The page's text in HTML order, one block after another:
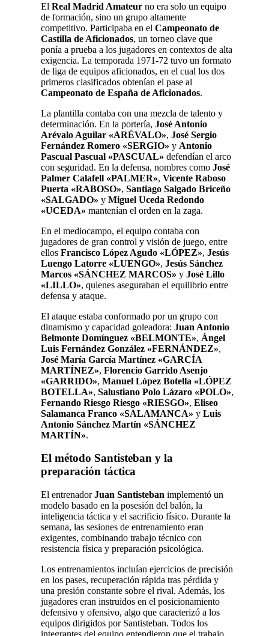
El Real Madrid Amateur no era solo un equipo
de formación, sino un grupo altamente
competitivo. Participaba en el Campeonato de
Castilla de Aficionados, un torneo clave que
ponía a prueba a los jugadores en contextos de alta
exigencia. La temporada 1971-72 tuvo un formato
de liga de equipos aficionados, en el cual los dos
primeros clasificados obtenían el pase al
Campeonato de España de Aficionados.
La plantilla contaba con una mezcla de talento y
determinación. En la portería, José Antonio
Arévalo Aguilar «ARÉVALO», José Sergio
Fernández Romero «SERGIO» y Antonio
Pascual Pascual «PASCUAL» defendían el arco
con seguridad. En la defensa, nombres como José
Palmer Calafell «PALMER», Vicente Raboso
Puerta «RABOSO», Santiago Salgado Briceño
«SALGADO» y Miguel Uceda Redondo
«UCEDA» mantenían el orden en la zaga.
En el mediocampo, el equipo contaba con
jugadores de gran control y visión de juego, entre
ellos Francisco López Agudo «LÓPEZ», Jesús
Luengo Latorre «LUENGO», Jesús Sánchez
Marcos «SÁNCHEZ MARCOS» y José Lillo
«LILLO», quienes aseguraban el equilibrio entre
defensa y ataque.
El ataque estaba conformado por un grupo con
dinamismo y capacidad goleadora: Juan Antonio
Belmonte Domínguez «BELMONTE», Ángel
Luis Fernández González «FERNÁNDEZ»,
José María García Martínez «GARCÍA
MARTÍNEZ», Florencio Garrido Asenjo
«GARRIDO», Manuel López Botella «LÓPEZ
BOTELLA», Salustiano Polo Lázaro «POLO»,
Fernando Riesgo Riesgo «RIESGO», Eliseo
Salamanca Franco «SALAMANCA» y Luis
Antonio Sánchez Martín «SÁNCHEZ
MARTÍN».
El método Santisteban y la
preparación táctica
El entrenadorJuan Santisteban implementó un
modelo basado en la posesión del balón, la
inteligencia táctica y el sacrificio físico. Durante la
semana, las sesiones de entrenamiento eran
exigentes, combinando trabajo técnico con
resistencia física y preparación psicológica.
Los entrenamientos incluían ejercicios de precisión
en los pases, recuperación rápida tras pérdida y
una presión constante sobre el rival. Además, los
jugadores eran instruidos en el posicionamiento
defensivo y ofensivo, algo que caracterizó a los
equipos dirigidos por Santisteban. Todos los